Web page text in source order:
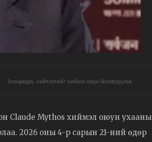
Энэхүү мэдээ, нийтлэлийг хиймэл оюун боловсруулав.
Claude Mythos хиймэл оюун ухааны
2026 оны 4-р сарын 21-ний өдөр